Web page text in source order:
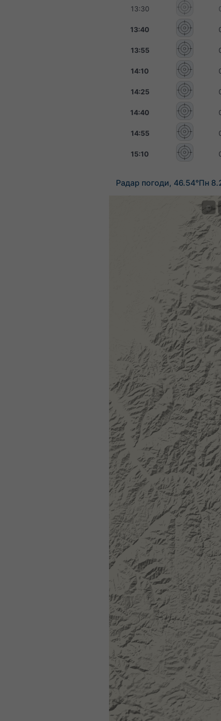
13:30
13:40
13:55
14:10
14:25
14:40
14:55
15:10
Радар погоди, 46.54°Пн
©